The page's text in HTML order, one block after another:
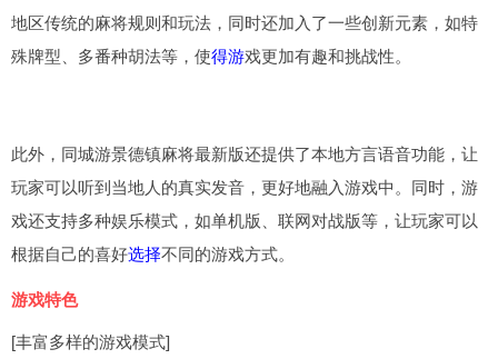
地区传统的麻将规则和玩法，同时还加入了一些创新元素，如特
殊牌型、多番种胡法等，使得游戏更加有趣和挑战性。
此外，同城游景德镇麻将最新版还提供了本地方言语音功能，让
玩家可以听到当地人的真实发音，更好地融入游戏中。同时，游
戏还支持多种娱乐模式，如单机版、联网对战版等，让玩家可以
根据自己的喜好选择不同的游戏方式。
游戏特色
[丰富多样的游戏模式]